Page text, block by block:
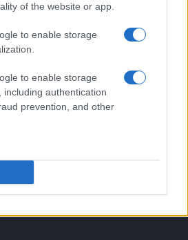
of the website or app.
to enable storage
to enable storage
including authentication
prevention, and other
approfondimenti e classifiche su
motori, Formula 1,
news dalle competizioni
e i risultati in tempo reale di tutte
gli appassionati di